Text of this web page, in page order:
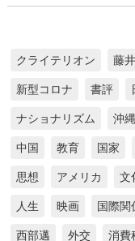
クライテリオン 藤
新型コロナ 書評
ナショナリズム 沖縄
中国 教育 国家
思想 アメリカ 文
人生 映画 国際関
西部邁 外交 消費